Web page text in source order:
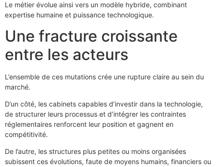
Le métier évolue ainsi vers un modèle hybride, combinant
expertise humaine et puissance technologique.
Une fracture croissante
entre les acteurs
L’ensemble de ces mutations crée une rupture claire au sein du
marché.
D’un côté, les cabinets capables d’investir dans la technologie,
de structurer leurs processus et d’intégrer les contraintes
réglementaires renforcent leur position et gagnent en
compétitivité.
De l’autre, les structures plus petites ou moins organisées
subissent ces évolutions, faute de moyens humains, financiers ou